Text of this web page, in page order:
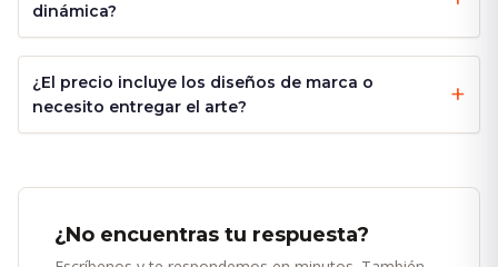
dinámica?
¿El precio incluye los diseños de marca o
necesito entregar el arte?
¿No encuentras tu respuesta?